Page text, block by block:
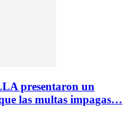
presentaron un
las multas impagas…